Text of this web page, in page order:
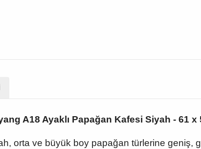
A18 Ayaklı Papağan Kafesi Siyah - 61 x
orta ve büyük boy papağan türlerine geniş,